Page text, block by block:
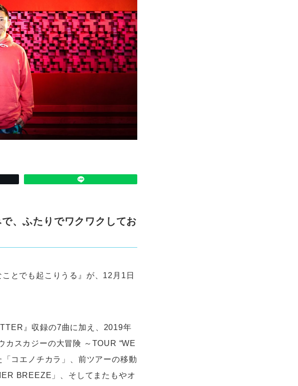
、ふたりでワクワクしてお
とでも起こりうる』が、12月1日
』収録の7曲に加え、2019年
カスカジーの大冒険 ～TOUR “WE
コエノチカラ」、前ツアーの移動
BREEZE」、そしてまたもやオ